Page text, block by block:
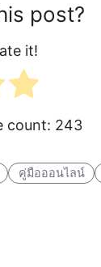
post?
it!
count: 243
คู่มือออนไลน์